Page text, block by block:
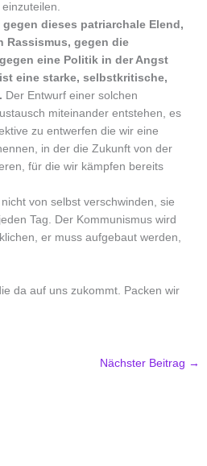
dieses patriarchale Elend,
Rassismus, gegen die
eine Politik in der Angst
eine starke, selbstkritische,
Der Entwurf einer solchen
miteinander entstehen, es
zu entwerfen die wir eine
in der die Zukunft von der
für die wir kämpfen bereits
von selbst verschwinden, sie
Tag. Der Kommunismus wird
er muss aufgebaut werden,
da auf uns zukommt. Packen wir
Nächster Beitrag →